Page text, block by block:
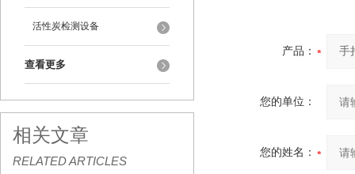
活性炭检测设备
查看更多
相关文章
RELATED ARTICLES
产品：
您的单位：
您的姓名：